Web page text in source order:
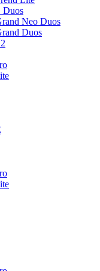
Duos
Neo Duos
Duos